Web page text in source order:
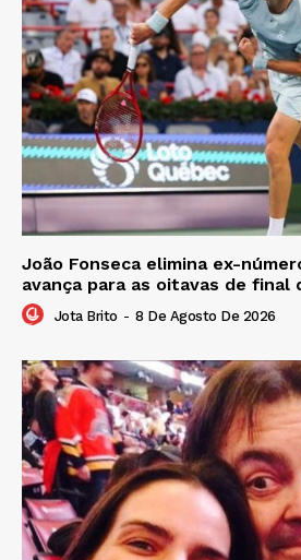
João Fonseca elimina ex-
avança para as oitavas de final
Jota Brito - 8 De Agosto De 2026